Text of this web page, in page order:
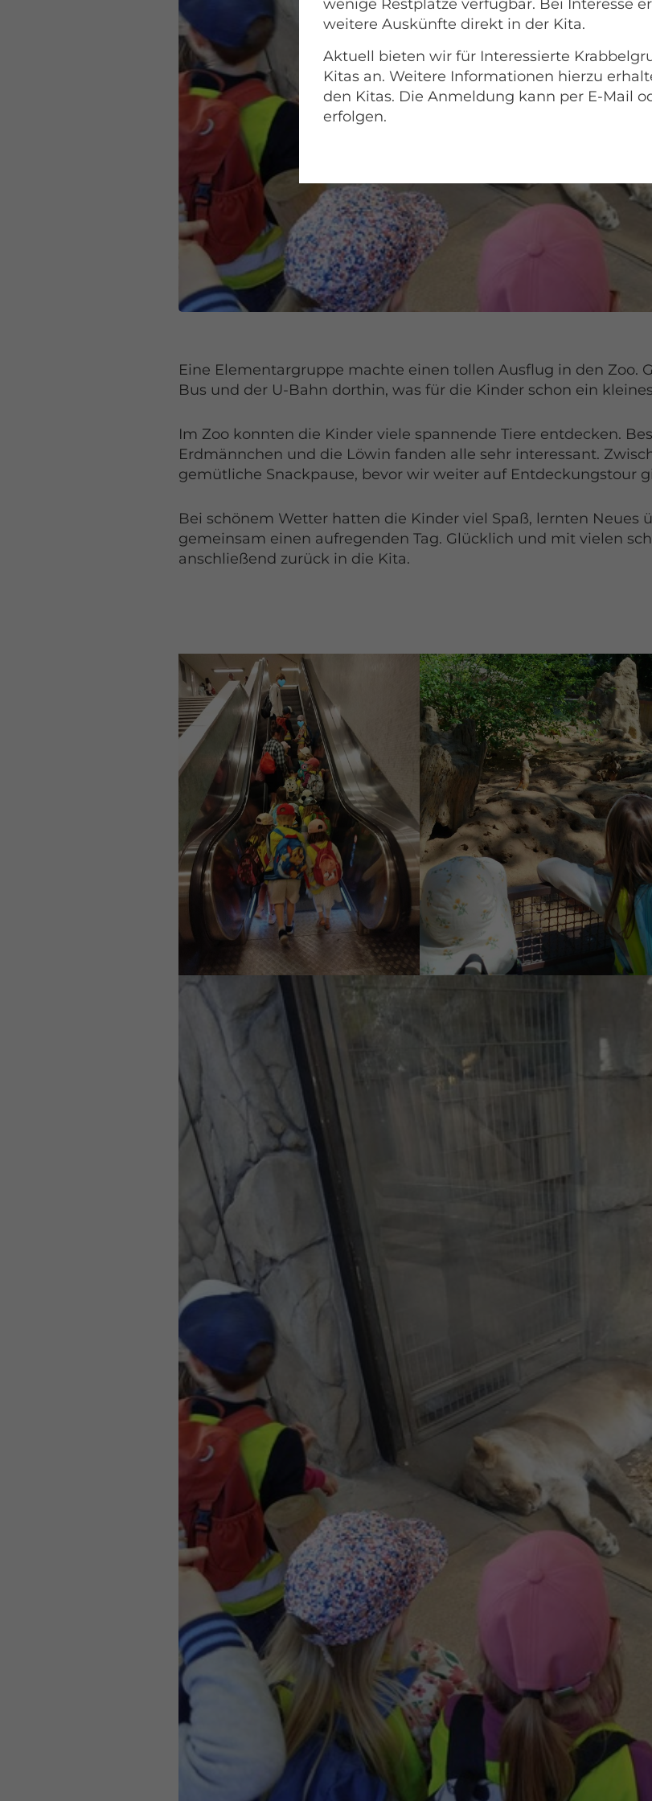
Eine Elementargruppe machte einen tollen Ausflug in den Zoo.
Bus und der U-Bahn dorthin, was für die Kinder schon ein
Im Zoo konnten die Kinder viele spannende Tiere entdecken.
Erdmännchen und die Löwin fanden alle sehr interessant.
gemütliche Snackpause, bevor wir weiter auf Entdeckungstour
Bei schönem Wetter hatten die Kinder viel Spaß, lernten Neues
gemeinsam einen aufregenden Tag. Glücklich und mit vielen
anschließend zurück in die Kita.
wenige Restplätze verfügbar. Bei Interesse
weitere Auskünfte direkt in der Kita.
Aktuell bieten wir für Interessierte
Kitas an. Weitere Informationen hierzu
den Kitas. Die Anmeldung kann per E-Mail
erfolgen.